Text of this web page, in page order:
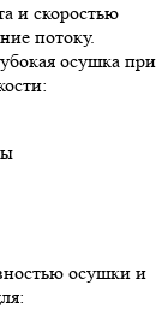
и скоростью
потоку.
осушка при
осушки и